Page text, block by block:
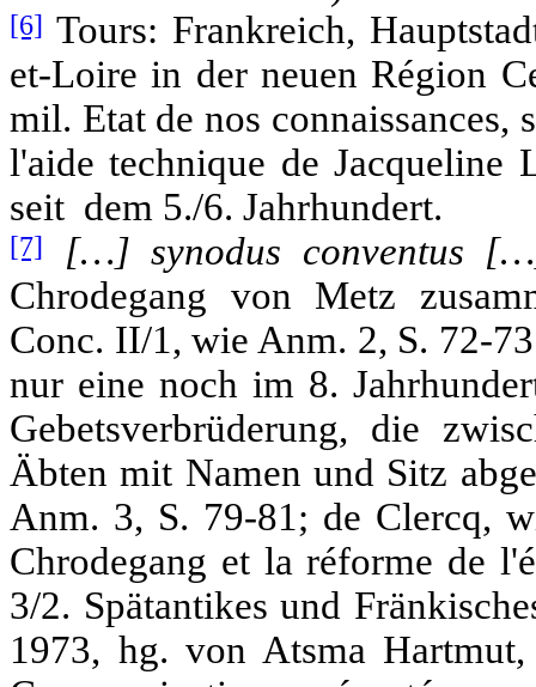
[6] Tours: Frankreich,
et-Loire in der neuen Région
mil. Etat de nos connaissances,
l'aide technique de Jacqueline
seit dem 5./6. Jahrhundert.
[7]
[…] synodus conventus
Chrodegang von Metz
Conc. II/1, wie Anm. 2, S. 72-
nur eine noch im 8.
Gebetsverbrüderung, die
Äbten mit Namen und Sitz
Anm. 3, S. 79-81; de Clercq,
Chrodegang et la réforme de
3/2. Spätantikes und
1973, hg. von Atsma